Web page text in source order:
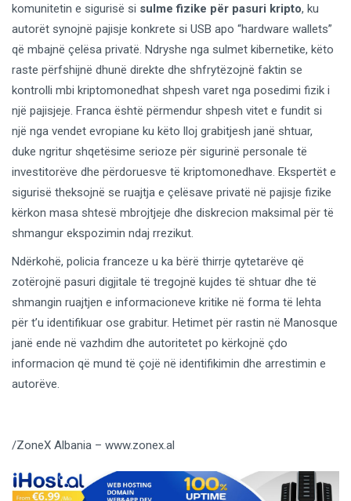
komunitetin e sigurisë si sulme fizike për pasuri kripto, ku
autorët synojnë pajisje konkrete si USB apo “hardware wallets”
që mbajnë çelësa privatë. Ndryshe nga sulmet kibernetike, këto
raste përfshijnë dhunë direkte dhe shfrytëzojnë faktin se
kontrolli mbi kriptomonedhat shpesh varet nga posedimi fizik i
një pajisjeje. Franca është përmendur shpesh vitet e fundit si
një nga vendet evropiane ku këto lloj grabitjesh janë shtuar,
duke ngritur shqetësime serioze për sigurinë personale të
investitorëve dhe përdoruesve të kriptomonedhave. Ekspertët e
sigurisë theksojnë se ruajtja e çelësave privatë në pajisje fizike
kërkon masa shtesë mbrojtjeje dhe diskrecion maksimal për të
shmangur ekspozimin ndaj rrezikut.
Ndërkohë, policia franceze u ka bërë thirrje qytetarëve që
zotërojnë pasuri digjitale të tregojnë kujdes të shtuar dhe të
shmangin ruajtjen e informacioneve kritike në forma të lehta
për t’u identifikuar ose grabitur. Hetimet për rastin në Manosque
janë ende në vazhdim dhe autoritetet po kërkojnë çdo
informacion që mund të çojë në identifikimin dhe arrestimin e
autorëve.
/ZoneX Albania – www.zonex.al